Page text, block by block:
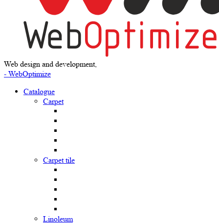
Web design and development,
- WebOptimize
Catalogue
Carpet
Carpet tile
Linoleum